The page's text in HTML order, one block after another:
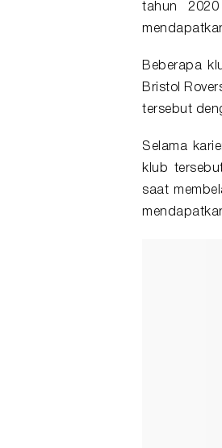
tahun
Beberapa
Bristol
tersebut
Selama
klub
saat